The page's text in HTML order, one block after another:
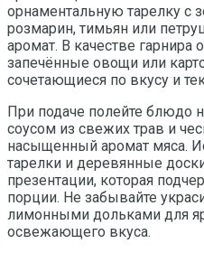
орнаментальную тарелку с
розмарин, тимьян или
аромат. В качестве гарнира
запечённые овощи или
сочетающиеся по вкусу и
При подаче полейте блюдо
соусом из свежих трав и
насыщенный аромат мяса.
тарелки и деревянные
презентации, которая
порции. Не забывайте
лимонными дольками для
освежающего вкуса.